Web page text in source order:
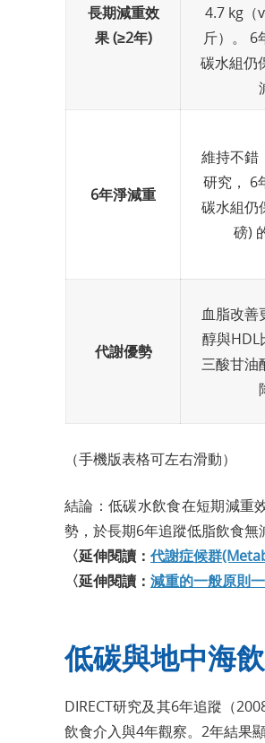
長期減重效
果 (≥2年)
4.7 kg（
斤）。 6
碳水組仍
6年淨減重
維持不錯
研究， 6
碳水組仍
磅)
代謝優勢
血脂改善
醇與HDL
三酸甘油
（手機版表格可左右滑動）
結論：低碳水飲食在短期減重
勢，於長期6年追蹤低脂飲食無
〈延伸閱讀： 代謝症候群
〈延伸閱讀： 減重的一般原則
低碳與地中海
DIRECT研究及其6年追蹤（
飲食介入與4年觀察。2年結果